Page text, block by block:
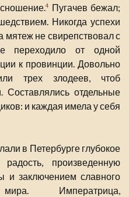
4
Пугачев бежал;
Никогда успехи
мятеж не свирепствовал с
переходило от одной
к провинции. Довольно
трех злодеев, чтоб
Составлялись отдельные
и каждая имела у себя
в Петербурге глубокое
произведенную
и заключением славного
мира. Императрица,